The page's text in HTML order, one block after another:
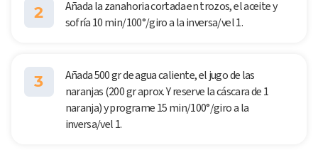
2
Añada la zanahoria cortada en trozos, el aceite y
sofría 10 min/100°/giro a la inversa/vel 1.
3
Añada 500 gr de agua caliente, el jugo de las
naranjas (200 gr aprox. Y reserve la cáscara de 1
naranja) y programe 15 min/100°/giro a la
inversa/vel 1.